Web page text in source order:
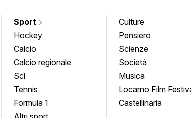
Sport
Hockey
Calcio
Calcio regionale
Sci
Tennis
Formula 1
Culture
Pensiero
Scienze
Società
Musica
Locarno Film
Castellinaria